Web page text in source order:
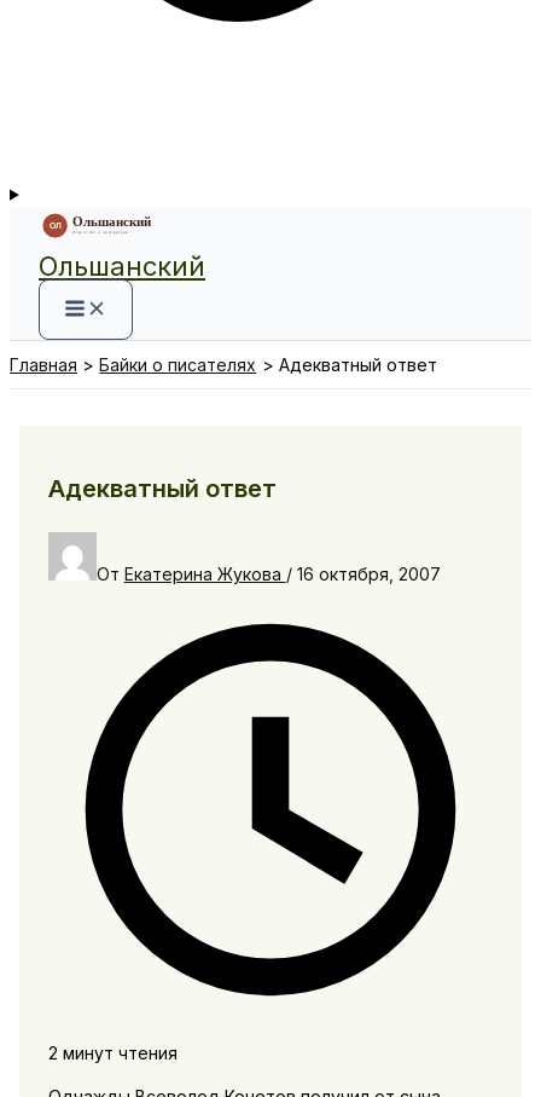
Ольшанский
Главная Байки о писателях Адекватный ответ
Адекватный ответ
От Екатерина Жукова / 16 октября, 2007
2 минут чтения